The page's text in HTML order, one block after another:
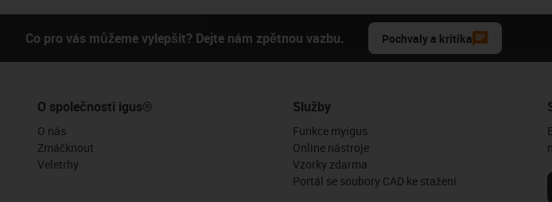
Co pro vás můžeme vylepšit? Dejte nám zpětnou vazbu. Pochvaly a kritika
O společnosti igus®
O nás
Zmáčknout
Veletrhy
Služby
Funkce myigus
Online nástroje
Vzorky zdarma
Portál se soubory CAD ke stažení